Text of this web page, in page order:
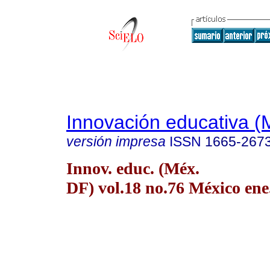
Innovación educativa
versión impresa ISSN 1665-
Innov. educ. (Méx.
DF) vol.18 no.76 México